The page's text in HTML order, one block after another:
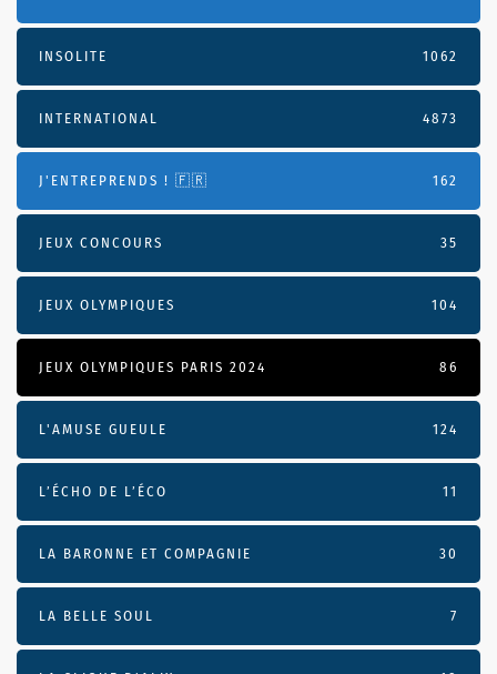
INSOLITE 1062
INTERNATIONAL 4873
J'ENTREPRENDS ! 🇫🇷 162
JEUX CONCOURS 35
JEUX OLYMPIQUES 104
JEUX OLYMPIQUES PARIS 2024 86
L'AMUSE GUEULE 124
L’ÉCHO DE L’ÉCO 11
LA BARONNE ET COMPAGNIE 30
LA BELLE SOUL 7